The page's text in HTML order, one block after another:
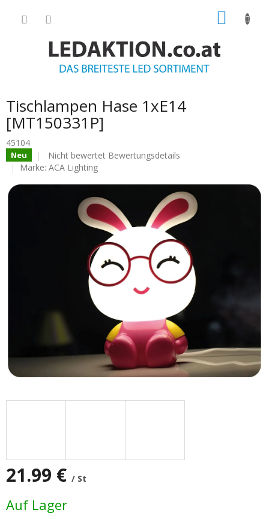
Tischlampen Hase 1xE14
[MT150331P]
45104
Neu
Die
durchschnittliche
Nicht bewertet Bewertungsdetails
Marke: ACA Lighting
21.99 € / St
Auf Lager